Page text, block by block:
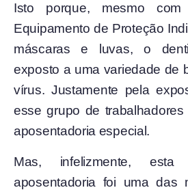
Isto porque, mesmo
Equipamento de Proteção
máscaras e luvas, o
exposto a uma variedade de
vírus. Justamente pela
esse grupo de
aposentadoria especial.
Mas, infelizmente, esta
aposentadoria foi uma das